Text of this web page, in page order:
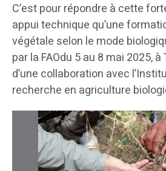
C’est pour répondre à cette
appui technique qu’une
végétale selon le mode
par la FAOdu 5 au 8 mai 2025,
d’une collaboration avec
recherche en agriculture